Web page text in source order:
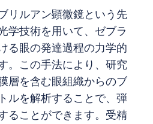
リルアン顕微鏡という先
学技術を用いて、ゼブラ
る眼の発達過程の力学的
。この手法により、研究
層を含む眼組織からのブ
ルを解析することで、弾
ることができます。受精